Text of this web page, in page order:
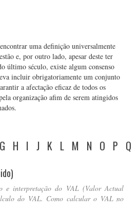
uma definição universalmente
e, por outro lado, apesar deste ter
último século, existe algum consenso
incluir obrigatoriamente um conjunto
a afectação eficaz de todos os
organização afim de serem atingidos
G H I J K L M N O P Q
e interpretação do VAL (Valor Actual
do VAL. Como calcular o VAL no